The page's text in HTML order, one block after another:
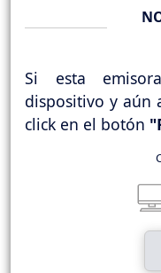
Si esta
dispositivo y aún
click en el botón